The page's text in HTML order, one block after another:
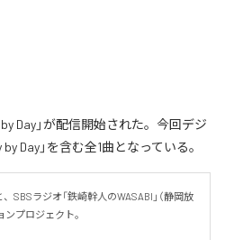
by Day」が配信開始された。今回デジ
Day」を含む全1曲となっている。
SBSラジオ「鉄崎幹人のWASABI」（静岡放
プロジェクト。